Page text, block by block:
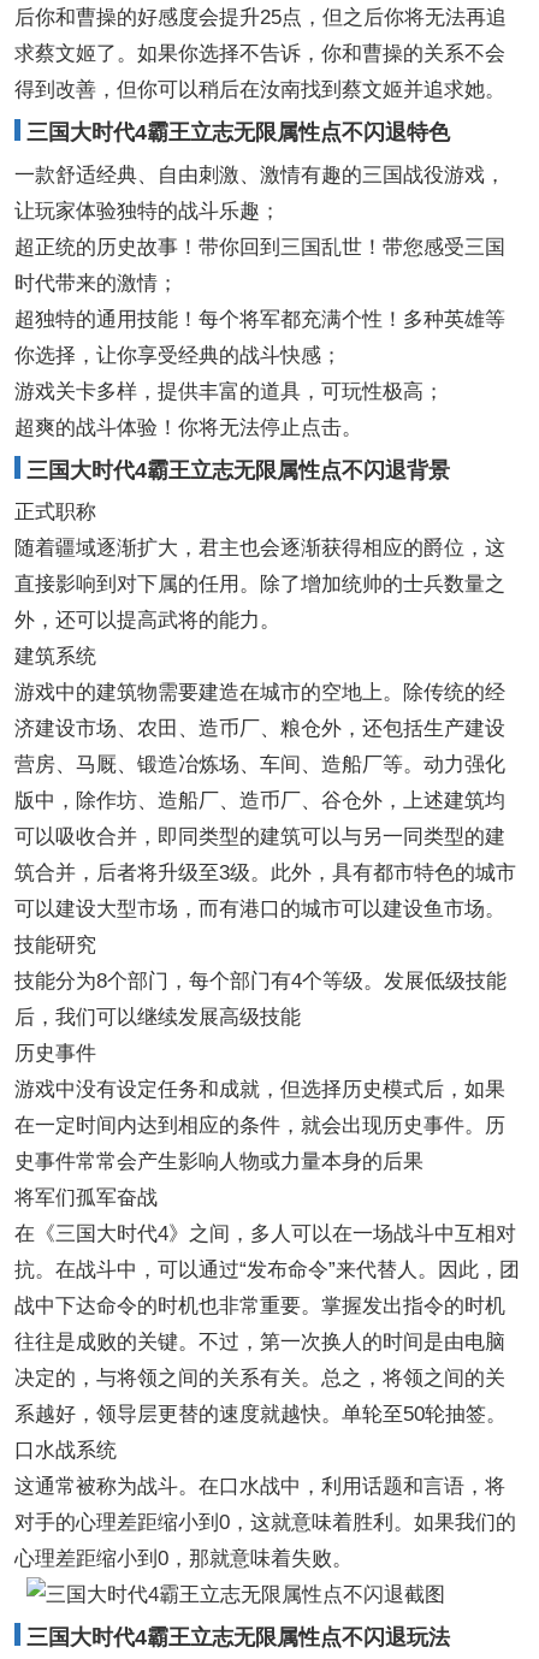
后你和曹操的好感度会提升25点，但之后你将无法再追
求蔡文姬了。如果你选择不告诉，你和曹操的关系不会
得到改善，但你可以稍后在汝南找到蔡文姬并追求她。
三国大时代4霸王立志无限属性点不闪退特色
一款舒适经典、自由刺激、激情有趣的三国战役游戏，
让玩家体验独特的战斗乐趣；
超正统的历史故事！带你回到三国乱世！带您感受三国
时代带来的激情；
超独特的通用技能！每个将军都充满个性！多种英雄等
你选择，让你享受经典的战斗快感；
游戏关卡多样，提供丰富的道具，可玩性极高；
超爽的战斗体验！你将无法停止点击。
三国大时代4霸王立志无限属性点不闪退背景
正式职称
随着疆域逐渐扩大，君主也会逐渐获得相应的爵位，这
直接影响到对下属的任用。除了增加统帅的士兵数量之
外，还可以提高武将的能力。
建筑系统
游戏中的建筑物需要建造在城市的空地上。除传统的经
济建设市场、农田、造币厂、粮仓外，还包括生产建设
营房、马厩、锻造冶炼场、车间、造船厂等。动力强化
版中，除作坊、造船厂、造币厂、谷仓外，上述建筑均
可以吸收合并，即同类型的建筑可以与另一同类型的建
筑合并，后者将升级至3级。此外，具有都市特色的城市
可以建设大型市场，而有港口的城市可以建设鱼市场。
技能研究
技能分为8个部门，每个部门有4个等级。发展低级技能
后，我们可以继续发展高级技能
历史事件
游戏中没有设定任务和成就，但选择历史模式后，如果
在一定时间内达到相应的条件，就会出现历史事件。历
史事件常常会产生影响人物或力量本身的后果
将军们孤军奋战
在《三国大时代4》之间，多人可以在一场战斗中互相对
抗。在战斗中，可以通过“发布命令”来代替人。因此，团
战中下达命令的时机也非常重要。掌握发出指令的时机
往往是成败的关键。不过，第一次换人的时间是由电脑
决定的，与将领之间的关系有关。总之，将领之间的关
系越好，领导层更替的速度就越快。单轮至50轮抽签。
口水战系统
这通常被称为战斗。在口水战中，利用话题和言语，将
对手的心理差距缩小到0，这就意味着胜利。如果我们的
心理差距缩小到0，那就意味着失败。
三国大时代4霸王立志无限属性点不闪退玩法